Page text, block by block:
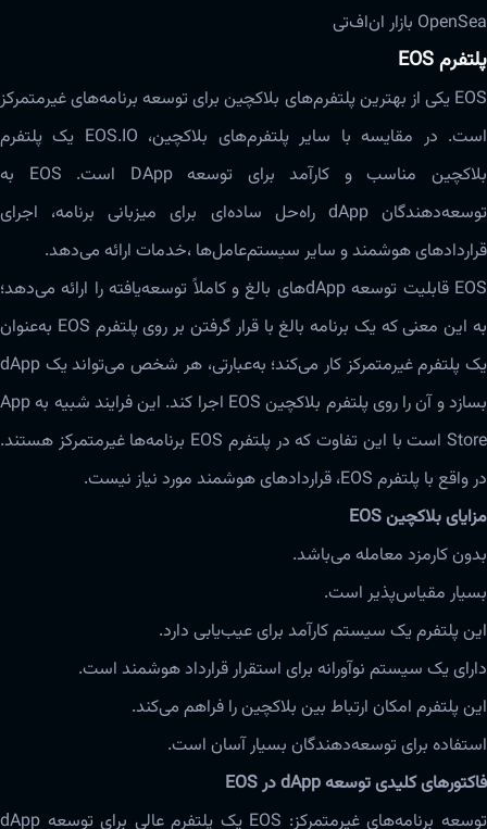
OpenSea بازار ان‌اف‌تی
پلتفرم EOS
EOS یکی از بهترین پلتفرم‌های بلاکچین برای توسعه برنامه‌های غیرمتمرکز
است. در مقایسه با سایر پلتفرم‌های بلاکچین، EOS.IO یک پلتفرم
بلاکچین مناسب و کارآمد برای توسعه DApp است. EOS به
توسعه‌دهندگان dApp راه‌حل ساده‌‌‌ای برای میزبانی برنامه، اجرای
قراردادهای هوشمند و سایر سیستم‌عامل‌ها ،خدمات ارائه‌ می‌دهد.
EOS قابلیت توسعه dApp‌های بالغ و کاملاً توسعه‌یافته را ارائه‌ می‌دهد؛
به این معنی که یک برنامه‌ بالغ با قرار گرفتن بر روی پلتفرم EOS به‌عنوان
یک پلتفرم غیرمتمرکز کار‌ می‌کند؛ به‌عبارتی، هر شخص می‌تواند یک dApp
بسازد و آن را روی پلتفرم بلاکچین EOS اجرا کند. این فرایند شبیه به App
Store است با این تفاوت که در پلتفرم EOS برنامه‌ها غیرمتمرکز هستند.
در واقع با پلتفرم EOS، قراردادهای هوشمند مورد نیاز نیست.
مزایای ‌‌‌‌‌بلاکچین EOS
بدون کارمزد معامله ‌‌‌می‌باشد.
بسیار مقیاس‌‌‌پذیر است.
این پلتفرم یک سیستم کارآمد برای عیب‌‌یابی دارد.
دارای یک سیستم‌‌ نوآورانه برای استقرار قرارداد هوشمند است.
این پلتفرم امکان ارتباط بین ‌‌‌‌‌بلاکچین را فراهم‌ می‌کند.
استفاده برای توسعه‌دهندگان بسیار آسان است.
فاکتورهای کلیدی توسعه dApp در EOS
توسعه‌ برنامه‌های غیرمتمرکز: EOS یک پلتفرم عالی برای توسعه dApp